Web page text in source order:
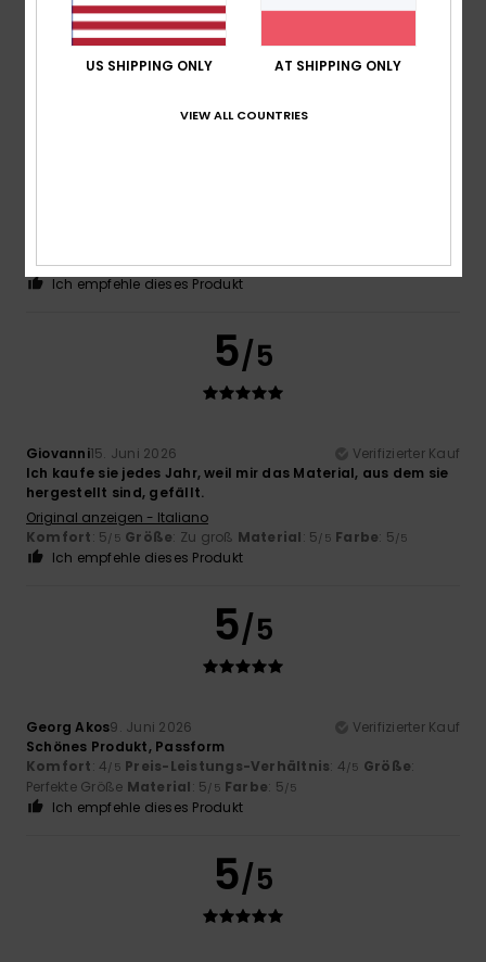
Komfort: 4/5 Preis-Leistungs-Verhältnis: 3/5 Größe:
Perfekte GrößeMaterial: 4/5 Farbe
5/5
Perfekte GrößeMaterial: 5/5 Farbe: 5/5
Ich empfehle dieses Produkt
5/5
Giovanni15. Juni 2026
Verifizierter Kauf
Ich kaufe sie jedes Jahr, weil mir das Material, aus dem sie
hergestellt sind, gefällt.
Original anzeigen - Italiano
Komfort: 5/5 Größe: Zu groß Material: 5/5 Farbe: 5/5
Ich empfehle dieses Produkt
5/5
Georg Akos9. Juni 2026
Verifizierter Kauf
Schönes Produkt, Passform
Komfort: 4/5 Preis-Leistungs-Verhältnis: 4/5 Größe:
Perfekte Größe Material: 5/5 Farbe: 5/5
Ich empfehle dieses Produkt
5/5
US SHIPPING ONLY AT SHIPPING ONLY
VIEW ALL COUNTRIES